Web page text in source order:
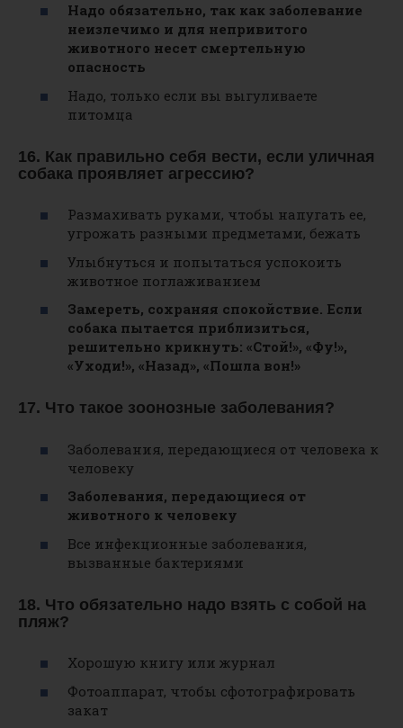
Надо обязательно, так как заболевание
неизлечимо и для непривитого
животного несет смертельную
опасность
Надо, только если вы выгуливаете
питомца
16. Как правильно себя вести, если уличная
собака проявляет агрессию?
Размахивать руками, чтобы напугать ее,
угрожать разными предметами, бежать
Улыбнуться и попытаться успокоить
животное поглаживанием
Замереть, сохраняя спокойствие. Если
собака пытается приблизиться,
решительно крикнуть: «Стой!», «Фу!»,
«Уходи!», «Назад», «Пошла вон!»
17. Что такое зоонозные заболевания?
Заболевания, передающиеся от человека к
человеку
Заболевания, передающиеся от
животного к человеку
Все инфекционные заболевания,
вызванные бактериями
18. Что обязательно надо взять с собой на
пляж?
Хорошую книгу или журнал
Фотоаппарат, чтобы сфотографировать
закат